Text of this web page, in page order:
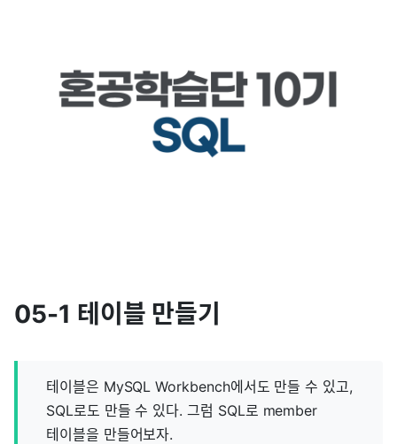
05-1 테이블 만들기
테이블은 MySQL Workbench에서도 만들 수 있고,
SQL로도 만들 수 있다. 그럼 SQL로 member
테이블을 만들어보자.